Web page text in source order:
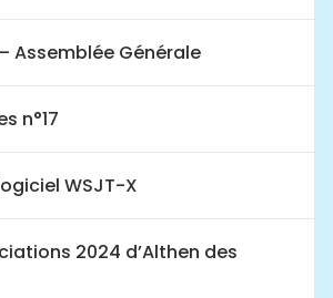
Assemblée Générale
n°17
WSJT-X
2024 d’Althen des